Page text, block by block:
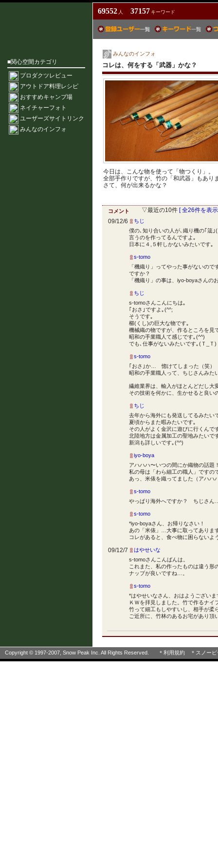
■関心空間カテゴリ
プロダクツレビュー
アウトドア料理レシピ
おすすめキャンプ場
ネイチャーフォト
ユーザーズサイトリンク
みんなのインフォ
69552 人 37157 キーワード
みんなのインフォ
コレは、何をする「武器」かな？
今日は、こんな物を使って「物つくり」。
全部手作りですが、竹の「和武器」もあり
さて、何が出来るかな？
コメント ▽最近の10件 [ 全26件を表
09/12/6
ちじ
僕の､知り合いの人が､織り機の｢筬｣
言うのを作ってるんですよ｡
日本に４,５軒しかないみたいです｡
s-tomo
「機織り」ってやった事がないの
ですか？
「機織り」の事は、iyo-boyaさんの
ちじ
s-tomoさんこんにちは｡
｢おさ｣ですよ｡(^^;
そうです｡
櫛(くし)の巨大な物です｡
機械織の物ですが、作るところを見
昭和の手業職人て感じです｡(^^)
でも､仕事がないみたいです｡(Ｔ_Ｔ)
s-tomo
｢おさ｣か… 惚けてしまった（笑）
昭和の手業職人って、ちじさんみた
繊維業界は、輸入がほとんどだし大
その技術を何かに、生かせると良い
ちじ
去年から海外にも発送してるみたい
夏頃からまた暇みたいです｡
その人がよく金沢に遊びに行くんで
北陸地方は金属加工の聖地みたいで
新潟も詳しいです｡(^^)
iyo-boya
アハハハ〜いつの間にか織物の話題
私の母は「わら細工の職人」ですの
あっ、米俵を織ってました（アハハ
s-tomo
やっぱり海外へですか？ ちじさ
s-tomo
*iyo-boyaさん、お帰りなさい！
あの「米俵」…大事に取ってありま
コレがあると、食べ物に困らないよ
09/12/7
はやせいな
s-tomoさんこんばんは。
これまた、私の作ったものは違う形
ナップが良いですね…。
s-tomo
*はやせいなさん、おはようございま
ＫＷを拝見しました。竹で作るナイ
竹って細工もしやすいし、相手が柔
ご近所に、竹林のあるお宅があり頂
Copyright © 1997-2007, Snow Peak Inc. All Rights Reserved. ＊利用規約 ＊スノー